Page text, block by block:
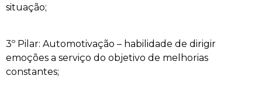
situação;
3º Pilar: Automotivação – habilidade de dirigir
emoções a serviço do objetivo de melhorias
constantes;